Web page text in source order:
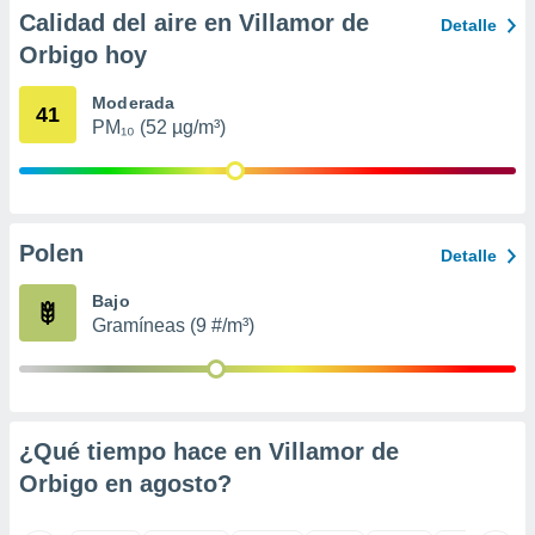
u
datos
momento
en
de
datos
Calidad del aire en Villamor de
Orbigo hoy
Detalle
41 Moderada
PM₁₀ (52 µg/m³)
Polen Detalle
Bajo
Gramíneas (9 #/m³)
¿Qué tiempo hace en Villamor de
Orbigo en agosto?